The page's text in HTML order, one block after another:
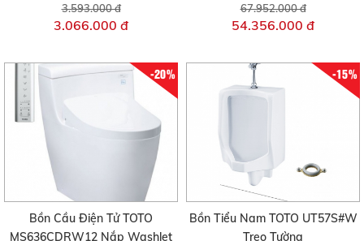
3.593.000 đ
3.066.000 đ
67.952.000 đ
54.356.000 đ
-20%
Bồn Cầu Điện Tử TOTO
MS636CDRW12 Nắp Washlet
-15%
Bồn Tiểu Nam TOTO UT57S#W
Treo Tường